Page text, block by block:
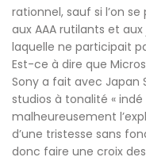
rationnel, sauf si l’on
aux AAA rutilants et
laquelle ne participait
Est-ce à dire que
Sony a fait avec Japan
studios à tonalité « indé
malheureusement
d’une tristesse sans
donc faire une croix